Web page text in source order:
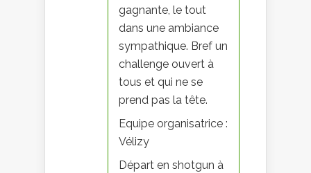
gagnante, le tout
dans une ambiance
sympathique. Bref un
challenge ouvert à
tous et qui ne se
prend pas la tête.
Equipe organisatrice :
Vélizy
Départ en shotgun à